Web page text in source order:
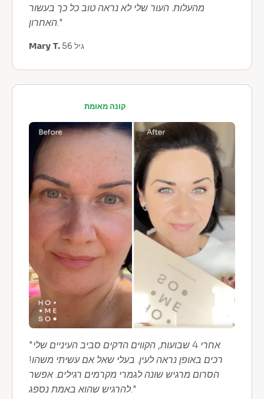
מהעלות. העור שלי לא נראה טוב כל כך בעשור
האחרון."
Mary T. גיל 56
קונה מאומת
"אחרי 4 שבועות, הקווים הדקים סביב העיניים שלי
רכים באופן נראה לעין. בעלי שאל אם עשיתי משהו!
הסרום מרגיש שונה לגמרי מקרמים רגילים. אפשר
להרגיש שהוא באמת נספג."